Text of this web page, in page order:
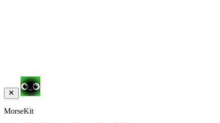
MorseKit